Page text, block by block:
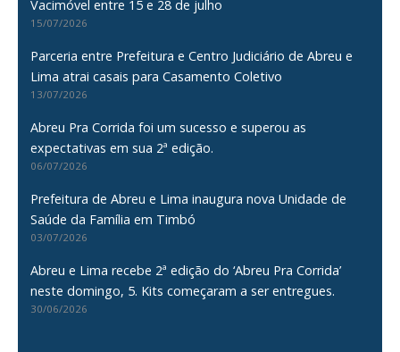
Vacimóvel entre 15 e 28 de julho
15/07/2026
Parceria entre Prefeitura e Centro Judiciário de Abreu e
Lima atrai casais para Casamento Coletivo
13/07/2026
Abreu Pra Corrida foi um sucesso e superou as
expectativas em sua 2ª edição.
06/07/2026
Prefeitura de Abreu e Lima inaugura nova Unidade de
Saúde da Família em Timbó
03/07/2026
Abreu e Lima recebe 2ª edição do ‘Abreu Pra Corrida’
neste domingo, 5. Kits começaram a ser entregues.
30/06/2026